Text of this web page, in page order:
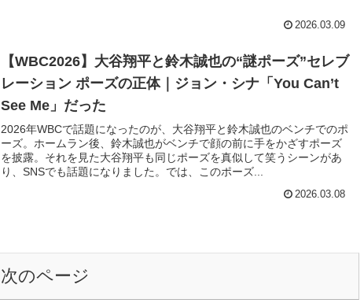
2026.03.09
【WBC2026】大谷翔平と鈴木誠也の“謎ポーズ”セレブ
レーション ポーズの正体｜ジョン・シナ「You Can’t
See Me」だった
2026年WBCで話題になったのが、大谷翔平と鈴木誠也のベンチでのポ
ーズ。ホームラン後、鈴木誠也がベンチで顔の前に手をかざすポーズ
を披露。それを見た大谷翔平も同じポーズを真似して笑うシーンがあ
り、SNSでも話題になりました。では、このポーズ...
2026.03.08
次のページ